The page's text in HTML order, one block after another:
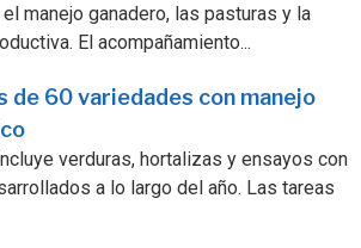
manejo ganadero, las pasturas y la
El acompañamiento...
de 60 variedades con manejo
verduras, hortalizas y ensayos con
a lo largo del año. Las tareas